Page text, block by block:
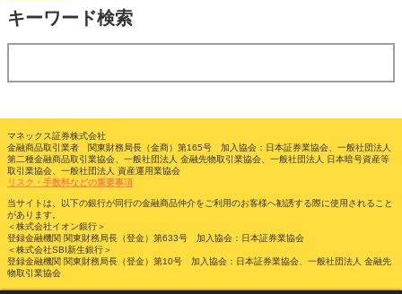
キーワード検索
マネックス証券株式会社
金融商品取引業者 関東財務局長（金商）第165号 加入協会：日本証券業協会、一般社団法人
第二種金融商品取引業協会、一般社団法人 金融先物取引業協会、一般社団法人 日本暗号資産等
取引業協会、一般社団法人 資産運用業協会
リスク・手数料などの重要事項
当サイトは、以下の銀行が同行の金融商品仲介をご利用のお客様へ勧誘する際に使用されること
があります。
＜株式会社イオン銀行＞
登録金融機関 関東財務局長（登金）第633号 加入協会：日本証券業協会
＜株式会社SBI新生銀行＞
登録金融機関 関東財務局長（登金）第10号 加入協会：日本証券業協会、一般社団法人 金融先
物取引業協会